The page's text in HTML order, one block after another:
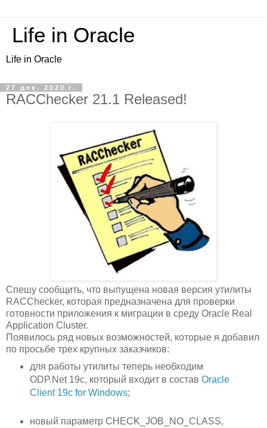
Life in Oracle
Life in Oracle
27 дек. 2020 г.
RACChecker 21.1 Released!
Спешу сообщить, что выпущена новая версия утилиты
RACChecker, которая предназначена для проверки
готовности приложения к миграции в среду Oracle Real
Application Cluster.
Появилось ряд новых возможностей, которые я добавил
по просьбе трех крупных заказчиков:
для работы утилиты теперь необходим
ODP.Net 19c, который входит в состав Oracle
Client 19c for Windows;
новый параметр CHECK_JOB_NO_CLASS,